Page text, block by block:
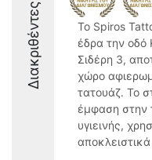
Διακριθέντες
Το Spiros
έδρα την οδό
Σιδέρη 3,
χώρο
τατουάζ. Το
έμφαση στην
υγιεινής,